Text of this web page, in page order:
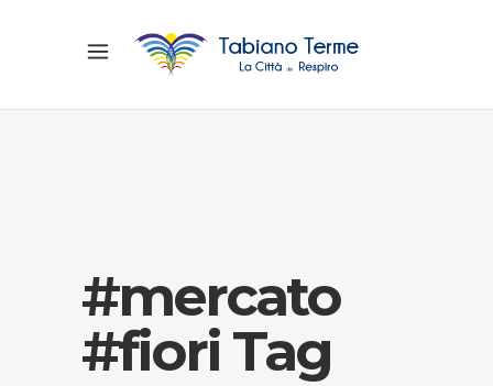
#mercato
#fiori Tag